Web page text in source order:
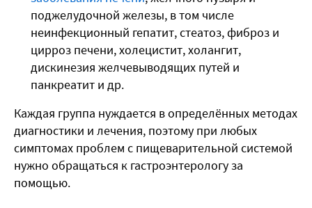
поджелудочной железы, в том числе
неинфекционный гепатит, стеатоз, фиброз и
цирроз печени, холецистит, холангит,
дискинезия желчевыводящих путей и
панкреатит и др.
Каждая группа нуждается в определённых методах
диагностики и лечения, поэтому при любых
симптомах проблем с пищеварительной системой
нужно обращаться к гастроэнтерологу за
помощью.